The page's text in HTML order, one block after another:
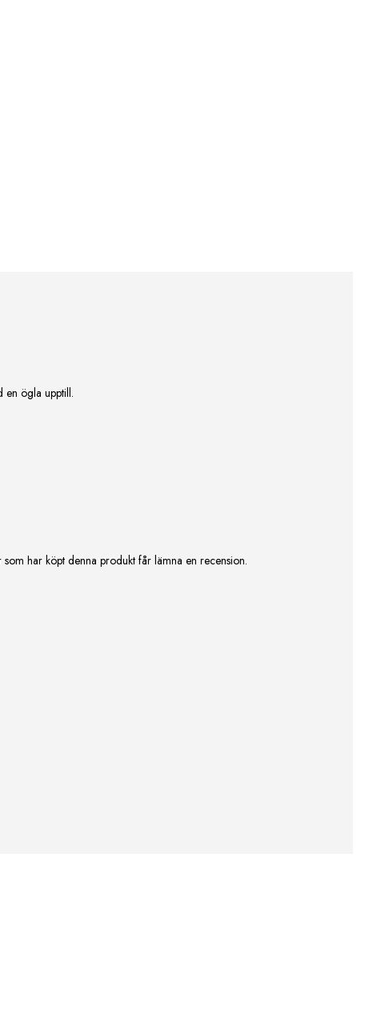
en ögla upptill.
har köpt denna produkt får lämna en recension.